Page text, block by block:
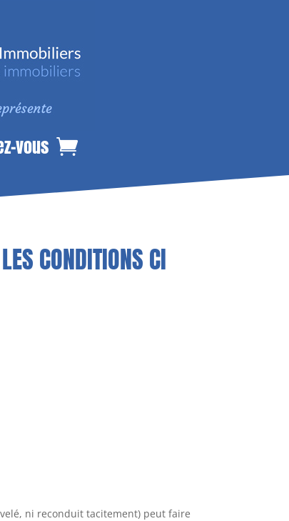
vous
CONDITIONS CI
ni reconduit tacitement) peut faire